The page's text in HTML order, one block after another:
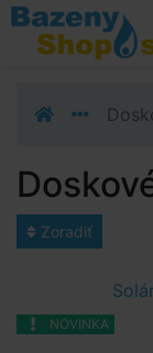
Prejsť k
Prejsť na
Prejsť k
Zoradiť
NOVINKA